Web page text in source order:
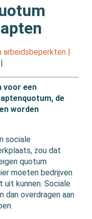
|
voor een
de
worden
sociale
zou dat
quotum
moeten bedrijven
uit kunnen. Sociale
dan overdragen aan